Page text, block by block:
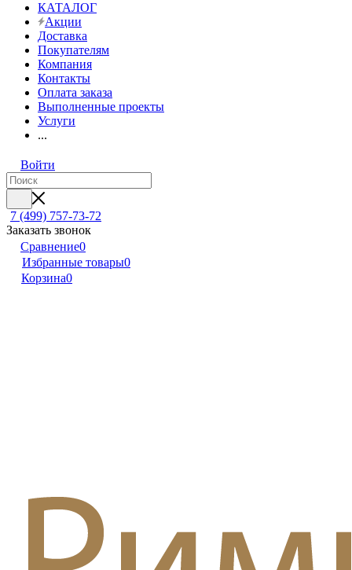
КАТАЛОГ
Акции
Доставка
Покупателям
Компания
Контакты
Оплата заказа
Выполненные проекты
Услуги
...
Войти
7 (499) 757-73-72
Заказать звонок
Сравнение0
Избранные товары0
Корзина0